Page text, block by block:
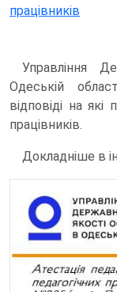
працівників
Управління
Одеській
відповіді на які
працівників.
Докладніше в